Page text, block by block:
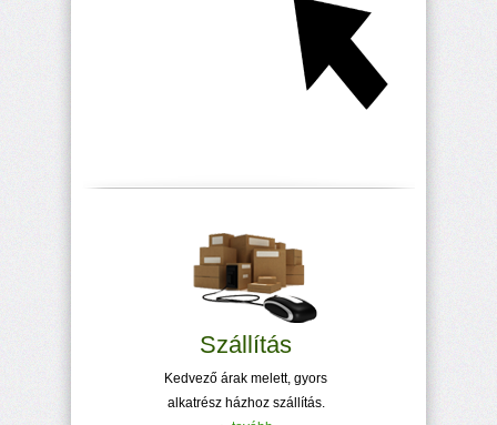
Szállítás
Kedvező árak melett, gyors
alkatrész házhoz szállítás.